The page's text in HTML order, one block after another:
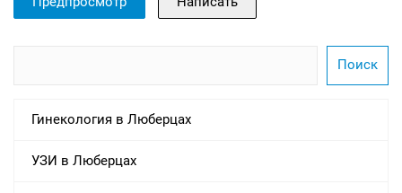
Гинекология в Люберцах
УЗИ в Люберцах